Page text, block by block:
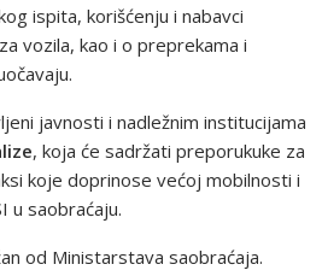
ispita, korišćenju i nabavci
vozila, kao i o preprekama i
javnosti i nadležnim institucijama
, koja će sadržati preporukuke za
koje doprinose većoj mobilnosti i
u saobraćaju.
od Ministarstava saobraćaja.